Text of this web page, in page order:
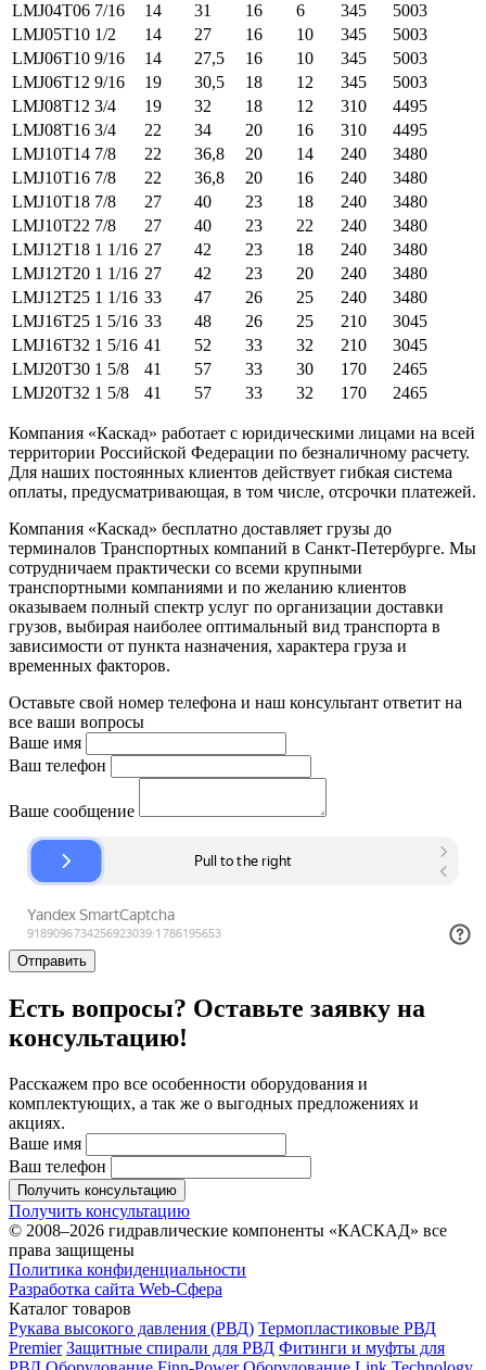
LMJ04T06 7/16 14 31 16 6 345
5003
LMJ05T10 1/2 14 27 16 10 345
5003
LMJ06T10 9/16 14 27,5 16 10 345
5003
LMJ06T12 9/16 19 30,5 18 12 345
5003
LMJ08T12 3/4 19 32 18 12 310
4495
LMJ08T16 3/4 22 34 20 16 310
4495
LMJ10T14 7/8 22 36,8 20 14 240
3480
LMJ10T16 7/8 22 36,8 20 16 240
3480
LMJ10T18 7/8 27 40 23 18 240
3480
LMJ10T22 7/8 27 40 23 22 240
3480
LMJ12T18 1 1/16 27 42 23 18 240
3480
LMJ12T20 1 1/16 27 42 23 20 240
3480
LMJ12T25 1 1/16 33 47 26 25 240
3480
LMJ16T25 1 5/16 33 48 26 25 210
3045
LMJ16T32 1 5/16 41 52 33 32 210
3045
LMJ20T30 1 5/8 41 57 33 30 170
2465
LMJ20T32 1 5/8 41 57 33 32 170 2465
Компания «Каскад» работает с юридическими лицами на всей
территории Российской Федерации по безналичному расчету.
Для наших постоянных клиентов действует гибкая система
оплаты, предусматривающая, в том числе, отсрочки платежей.
Компания «Каскад» бесплатно доставляет грузы до
терминалов Транспортных компаний в Санкт-Петербурге. Мы
сотрудничаем практически со всеми крупными
транспортными компаниями и по желанию клиентов
оказываем полный спектр услуг по организации доставки
грузов, выбирая наиболее оптимальный вид транспорта в
зависимости от пункта назначения, характера груза и
временных факторов.
Оставьте свой номер телефона и наш консультант ответит на
все ваши вопросы
Ваше имя
Ваш телефон
Ваше сообщение
Отправить
Есть вопросы? Оставьте заявку на
консультацию!
Расскажем про все особенности оборудования и
комплектующих, а так же о выгодных предложениях и
акциях.
Ваше имя
Ваш телефон
Получить консультацию
Получить консультацию
© 2008–2026 гидравлические компоненты «КАСКАД» все
права защищены
Политика конфиденциальности
Разработка сайта Web-Сфера
Каталог товаров
Рукава высокого давления (РВД) Термопластиковые РВД
Premier Защитные спирали для РВД Фитинги и муфты для